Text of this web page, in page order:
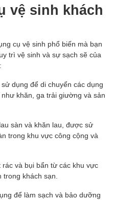
vệ sinh khách
cụ vệ sinh phổ biến mà bạn
trì vệ sinh và sự sạch sẽ của
dụng để di chuyển các dụng
khăn, ga trải giường và sản
sàn và khăn lau, được sử
trong khu vực công cộng và
rác và bụi bẩn từ các khu vực
khách sạn.
để làm sạch và bảo dưỡng